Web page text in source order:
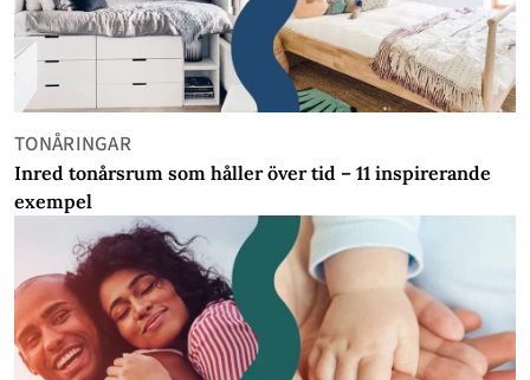
TONÅRINGAR
Inred tonårsrum som håller över tid – 11 inspirerande
exempel